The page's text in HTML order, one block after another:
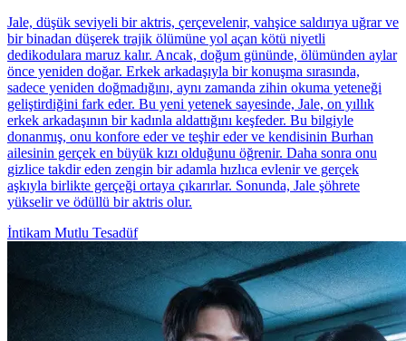
Jale, düşük seviyeli bir aktris, çerçevelenir, vahşice saldırıya uğrar ve
bir binadan düşerek trajik ölümüne yol açan kötü niyetli
dedikodulara maruz kalır. Ancak, doğum gününde, ölümünden aylar
önce yeniden doğar. Erkek arkadaşıyla bir konuşma sırasında,
sadece yeniden doğmadığını, aynı zamanda zihin okuma yeteneği
geliştirdiğini fark eder. Bu yeni yetenek sayesinde, Jale, on yıllık
erkek arkadaşının bir kadınla aldattığını keşfeder. Bu bilgiyle
donanmış, onu konfore eder ve teşhir eder ve kendisinin Burhan
ailesinin gerçek en büyük kızı olduğunu öğrenir. Daha sonra onu
gizlice takdir eden zengin bir adamla hızlıca evlenir ve gerçek
aşkıyla birlikte gerçeği ortaya çıkarırlar. Sonunda, Jale şöhrete
yükselir ve ödüllü bir aktris olur.
İntikam Mutlu Tesadüf